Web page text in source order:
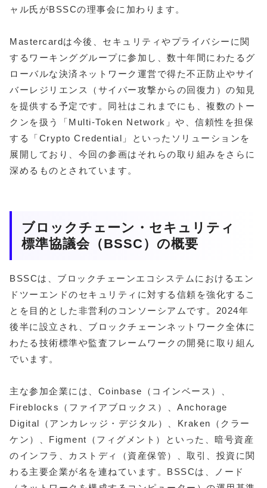
ャル氏がBSSCの理事会に加わります。
Mastercardは今後、セキュリティやプライバシーに関
するワーキンググループに参加し、数十年間にわたるグ
ローバルな決済ネットワーク運営で得た不正防止やサイ
バーレジリエンス（サイバー攻撃からの回復力）の知見
を提供する予定です。同社はこれまでにも、複数のトー
クンを扱う「Multi-Token Network」や、信頼性を担保
する「Crypto Credential」といったソリューションを
展開しており、今回の参画はそれらの取り組みをさらに
深めるものとされています。
ブロックチェーン・セキュリティ
標準協議会（BSSC）の概要
BSSCは、ブロックチェーンエコシステムにおけるエン
ドツーエンドのセキュリティに対する信頼を強化するこ
とを目的とした非営利のコンソーシアムです。2024年
後半に設立され、ブロックチェーンネットワーク全体に
わたる技術標準や監査フレームワークの開発に取り組ん
でいます。
主な参加企業には、Coinbase（コインベース）、
Fireblocks（ファイアブロックス）、Anchorage
Digital（アンカレッジ・デジタル）、Kraken（クラー
ケン）、Figment（フィグメント）といった、暗号資産
のインフラ、カストディ（資産保管）、取引、投資に関
わる主要企業が名を連ねています。BSSCは、ノード